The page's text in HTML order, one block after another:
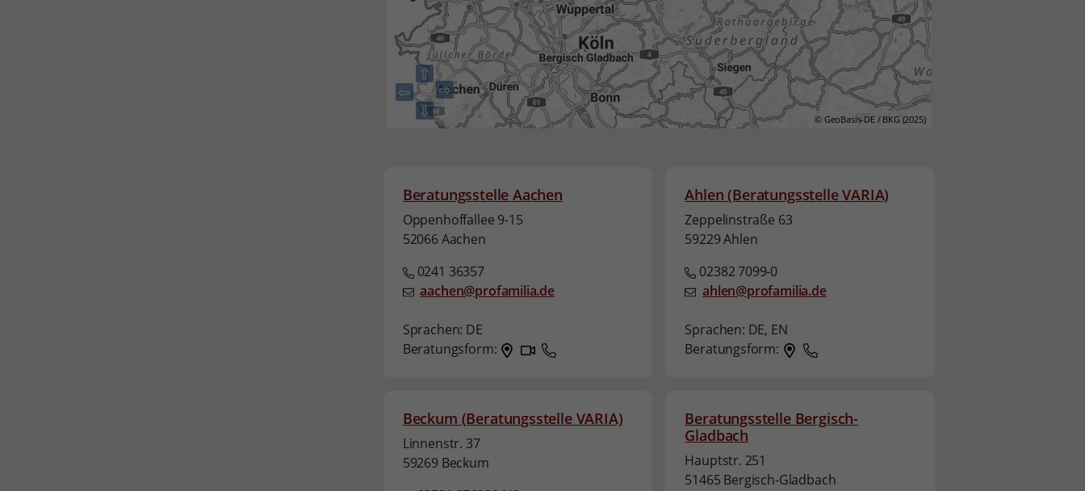
⇧
⇨
⇦
⇩
© GeoBasis-DE / BKG (2025)
Beratungsstelle Aachen
Oppenhoffallee 9-15
52066 Aachen
0241 36357
aachen@profamilia.de
Sprachen: DE
Beratungsform:
Ahlen (Beratungsstelle VARIA)
Zeppelinstraße 63
59229 Ahlen
02382 7099-0
ahlen@profamilia.de
Sprachen: DE, EN
Beratungsform:
Beckum (Beratungsstelle VARIA)
Linnenstr. 37
59269 Beckum
Beratungsstelle Bergisch-
Gladbach
Hauptstr. 251
51465 Bergisch-Gladbach